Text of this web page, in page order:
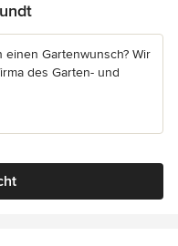
einen Gartenwunsch? Wir
des Garten- und